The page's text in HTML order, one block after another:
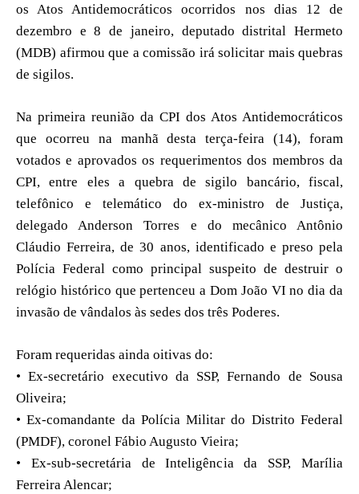
os Atos Antidemocráticos ocorridos nos dias 12 de
dezembro e 8 de janeiro, deputado distrital Hermeto
(MDB) afirmou que a comissão irá solicitar mais quebras
de sigilos.
Na primeira reunião da CPI dos Atos Antidemocráticos
que ocorreu na manhã desta terça-feira (14), foram
votados e aprovados os requerimentos dos membros da
CPI, entre eles a quebra de sigilo bancário, fiscal,
telefônico e telemático do ex-ministro de Justiça,
delegado Anderson Torres e do mecânico Antônio
Cláudio Ferreira, de 30 anos, identificado e preso pela
Polícia Federal como principal suspeito de destruir o
relógio histórico que pertenceu a Dom João VI no dia da
invasão de vândalos às sedes dos três Poderes.
Foram requeridas ainda oitivas do:
• Ex-secretário executivo da SSP, Fernando de Sousa
Oliveira;
• Ex-comandante da Polícia Militar do Distrito Federal
(PMDF), coronel Fábio Augusto Vieira;
• Ex-sub-secretária de Inteligência da SSP, Marília
Ferreira Alencar;